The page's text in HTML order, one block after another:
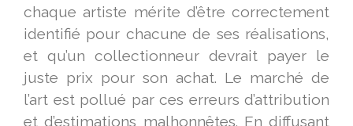
chaque artiste mérite d’être correctement
identifié pour chacune de ses réalisations,
et qu’un collectionneur devrait payer le
juste prix pour son achat. Le marché de
l’art est pollué par ces erreurs d’attribution
et d’estimations malhonnêtes. En diffusant